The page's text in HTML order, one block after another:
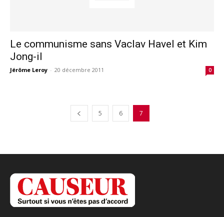
Le communisme sans Vaclav Havel et Kim
Jong-il
Jérôme Leroy - 20 décembre 2011 0
5 6 7